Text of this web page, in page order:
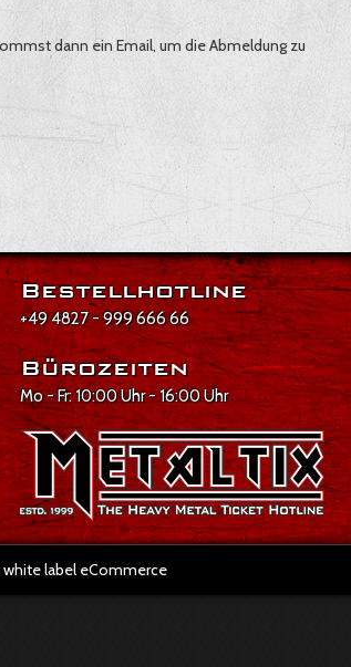
dann ein Email, um die Abmeldung zu
Bestellhotline
+49 4827 - 999 666 66
Bürozeiten
Mo - Fr: 10:00 Uhr - 16:00 Uhr
label eCommerce